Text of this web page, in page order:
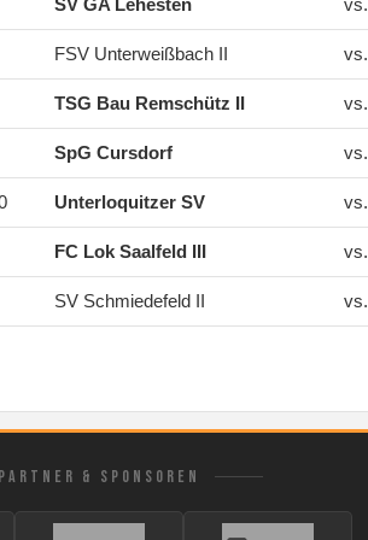
SV GA Lehesten vs.
FSV Unterweißbach II vs.
TSG Bau Remschütz II vs.
SpG Cursdorf vs.
Unterloquitzer SV vs.
FC Lok Saalfeld III vs.
SV Schmiedefeld II vs.
PARTNER & SPONSOREN